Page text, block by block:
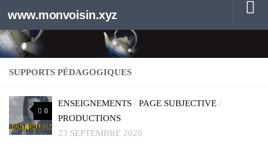
Au dessous du contenu
www.monvoisin.xyz
SUPPORTS PÉDAGOGIQUES
0
ENSEIGNEMENTS / PAGE SUBJECTIVE /
PRODUCTIONS
23 SEPTEMBRE 2020